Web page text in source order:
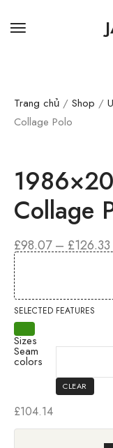
Trang chủ / Shop /
Collage Polo
Collage
£98.07 – £126.33
SELECTED FEATURES
Sizes
Seam
colors
CLEAR
£104.14